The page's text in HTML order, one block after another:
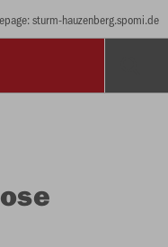
sturm-hauzenberg.spomi.de